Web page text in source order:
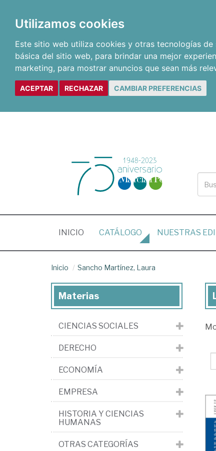
Utilizamos cookies
Este sitio web utiliza cookies y otras tecnologías
básica del sitio web, para brindar una mejor
marketing, para mostrar anuncios que sean más
ACEPTAR RECHAZAR CAMBIAR PREFERENCIAS
INICIO (CURRENT)
CATÁLOGO NUESTRAS
Inicio Sancho Martínez, Laura
Materias
CIENCIAS SOCIALES
DERECHO
ECONOMÍA
EMPRESA
HISTORIA Y CIENCIAS
HUMANAS
OTRAS CATEGORÍAS